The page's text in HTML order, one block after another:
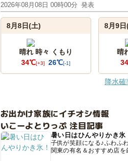
2026年08月08日 00時00分 発表
8月8日(土)
晴れ 時々 くもり
34℃[+3] 26℃[-1]
8月9日
晴
降水
お出かけ家族にイチオシ情報
いこーよとりっぷ 注目記事
暑い日はひんやりかき氷
子供が笑顔になる♪ふわふ
関東の有名＆おすすめ店を